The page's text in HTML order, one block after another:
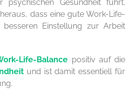
psychischen Gesundheit führt.
dass eine gute Work-Life-
Einstellung zur Arbeit
Life-Balance positiv auf die
und ist damit essentiell für